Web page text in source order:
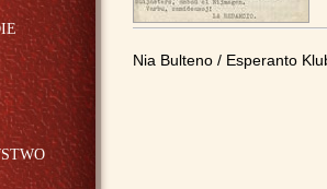
Nia Bulteno / Esperanto